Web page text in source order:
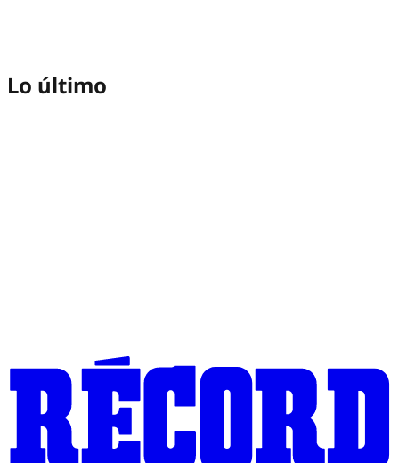
Lo último